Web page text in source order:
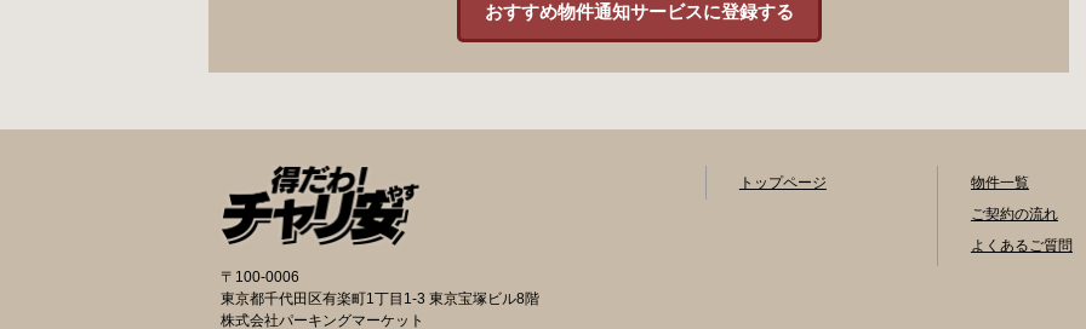
おすすめ物件通知サービスに登録する
〒100-0006
東京都千代田区有楽町1丁目1-3 東京宝塚ビル8階
株式会社パーキングマーケット
トップページ
物件一覧
ご契約の流れ
よくあるご質問